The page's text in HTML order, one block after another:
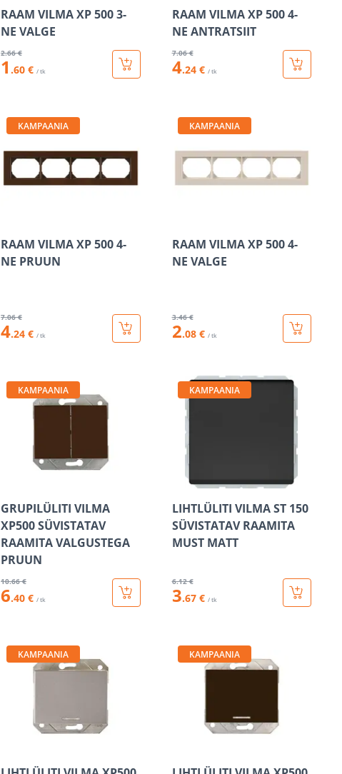
RAAM VILMA XP 500 3-
NE VALGE
2.66 €
1 .60 € / tk
RAAM VILMA XP 500 4-
NE ANTRATSIIT
7.06 €
4.24 € / tk
KAMPAANIA
RAAM VILMA XP 500 4-
NE PRUUN
7.06 €
4.24 € / tk
KAMPAANIA
RAAM VILMA XP 500 4-
NE VALGE
3.46 €
2.08 € / tk
KAMPAANIA
GRUPILÜLITI VILMA
XP500 SÜVISTATAV
RAAMITA VALGUSTEGA
PRUUN
10.66 €
6.40 € / tk
KAMPAANIA
LIHTLÜLITI VILMA ST 150
SÜVISTATAV RAAMITA
MUST MATT
6.12 €
3.67 € / tk
KAMPAANIA KAMPAANIA